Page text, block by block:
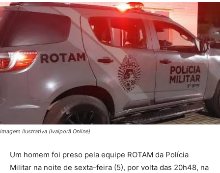
Imagem Ilustrativa (Ivaiporã Online)
Um homem foi preso pela equipe ROTAM da Polícia
Militar na noite de sexta-feira (5), por volta das 20h48, na